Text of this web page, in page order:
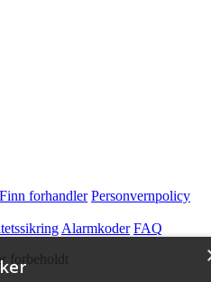
Finn forhandler Personvernpolicy
Alarmkoder FAQ
forbeholdt